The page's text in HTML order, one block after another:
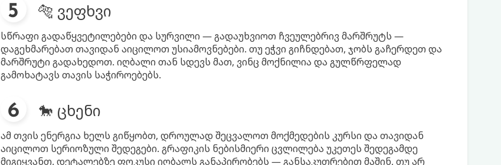
🐅 ვეფხვი
სწრაფი გადაწყვეტილებები და სურვილი — გადაუხვიოთ ჩვეულებრივ მარშრუტს —
დაგეხმარებათ თავიდან აიცილოთ უსიამოვნებები. თუ ეჭვი გიჩნდებათ, ჯობს გაჩერდეთ და
მარშრუტი გადახედოთ. იღბალი თან სდევს მათ, ვინც მოქნილია და გულწრფელად
გამოხატავს თავის საჭიროებებს.
🐎 ცხენი
ამ თვის ენერგია ხელს გიწყობთ, დროულად შეცვალოთ მოქმედების კურსი და თავიდან
აიცილოთ სერიოზული შედეგები. გრაფიკის ნებისმიერი ცვლილება უკეთეს შედეგამდე
მიგიყვანთ. დეტალებზე ფოკუსი იღბალს განაპირობებს — განსაკუთრებით მაშინ, თუ არ